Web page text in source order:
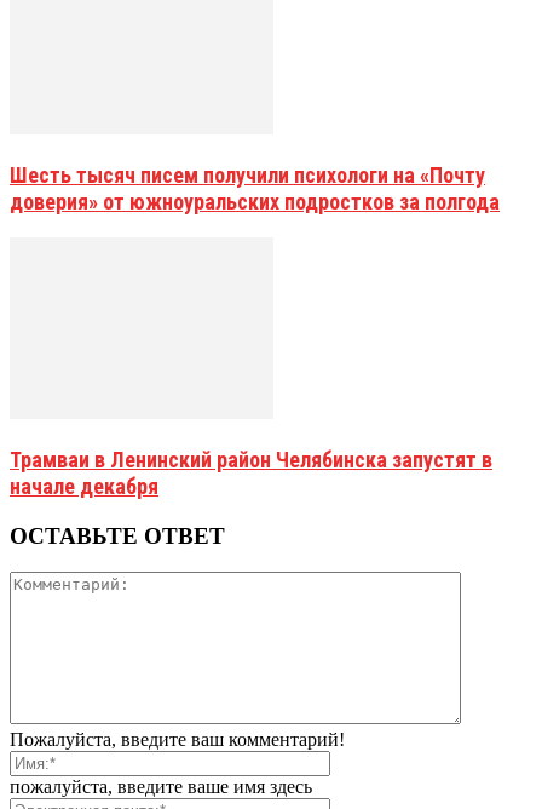
Шесть тысяч писем получили психологи на «Почту
доверия» от южноуральских подростков за полгода
Трамваи в Ленинский район Челябинска запустят в
начале декабря
ОСТАВЬТЕ ОТВЕТ
Пожалуйста, введите ваш комментарий!
пожалуйста, введите ваше имя здесь